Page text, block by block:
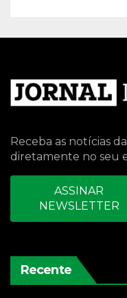
Receba as notícias
diretamente no seu
ASSINAR
NEWSLETTER
Recente